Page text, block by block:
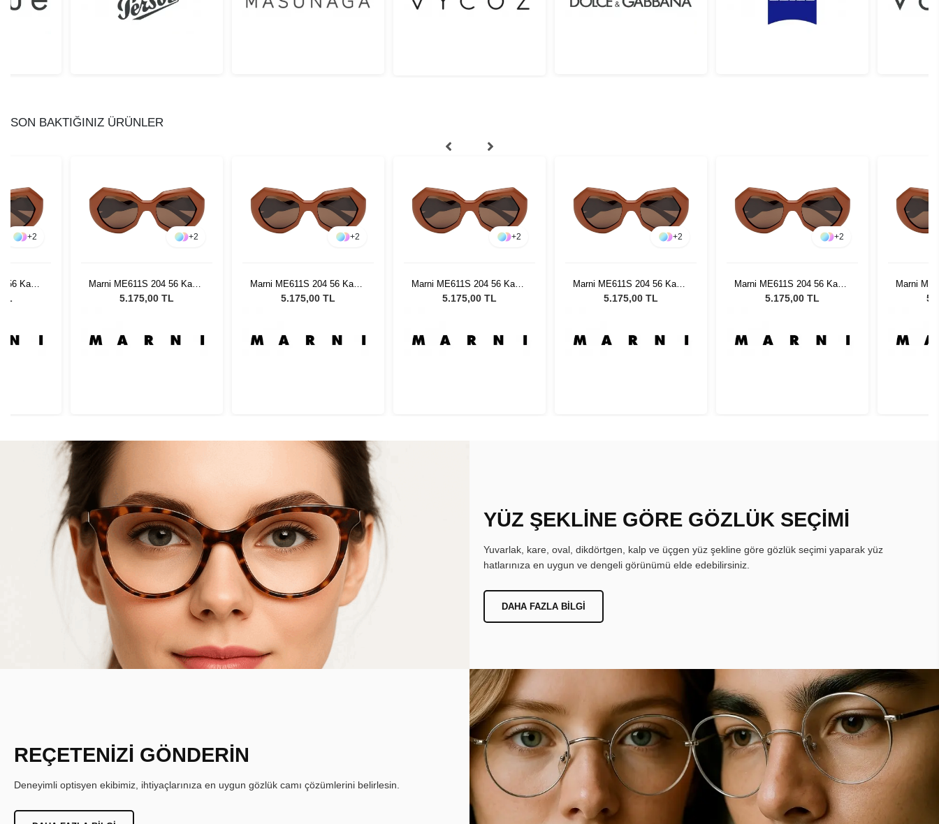
SON BAKTIĞINIZ ÜRÜNLER
+2
56 Kadın
+2
Marni ME611S 204 56 Kadın
Güneş Gözlüğü
5.175,00 TL
+2
Marni ME611S 204 56 Kadın
Güneş Gözlüğü
5.175,00 TL
+2
Marni ME611S 204 56 Kadın
Güneş Gözlüğü
5.175,00 TL
+2
Marni ME611S 204 56 Kadın
Güneş Gözlüğü
5.175,00 TL
+2
Marni ME611S 204 56 Kadın
Güneş Gözlüğü
5.175,00 TL
Marni
YÜZ ŞEKLİNE GÖRE GÖZLÜK SEÇİMİ
Yuvarlak, kare, oval, dikdörtgen, kalp ve üçgen yüz şekline göre gözlük seçimi yaparak yüz
hatlarınıza en uygun ve dengeli görünümü elde edebilirsiniz.
DAHA FAZLA BILGI
REÇETENİZİ GÖNDERİN
Deneyimli optisyen ekibimiz, ihtiyaçlarınıza en uygun gözlük camı çözümlerini belirlesin.